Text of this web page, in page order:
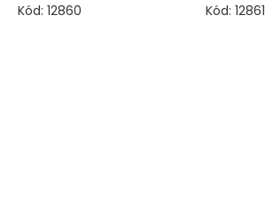
Kód: 12860 Kód: 12861